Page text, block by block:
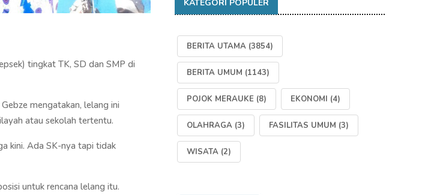
tingkat TK, SD dan SMP di
mengatakan, lelang ini
atau sekolah tertentu.
kini. Ada SK-nya tapi tidak
untuk rencana lelang itu.
KATEGORI POPULER
BERITA UTAMA (3854)
BERITA UMUM (1143)
POJOK MERAUKE (8) EKONOMI (4)
OLAHRAGA (3) FASILITAS UMUM (3)
WISATA (2)